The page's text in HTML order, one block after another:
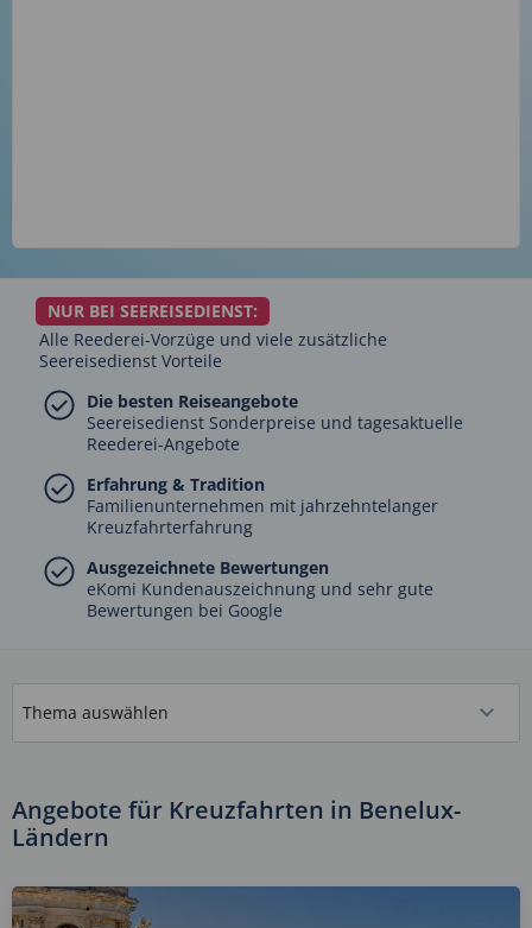
NUR BEI SEEREISEDIENST:
Alle Reederei-Vorzüge und viele zusätzliche
Seereisedienst Vorteile
Die besten Reiseangebote
Seereisedienst Sonderpreise und tagesaktuelle
Reederei-Angebote
Erfahrung & Tradition
Familienunternehmen mit jahrzehntelanger
Kreuzfahrterfahrung
Ausgezeichnete Bewertungen
eKomi Kundenauszeichnung und sehr gute
Bewertungen bei Google
Angebote für Kreuzfahrten in Benelux-
Ländern